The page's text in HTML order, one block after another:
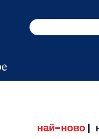
най-ново|